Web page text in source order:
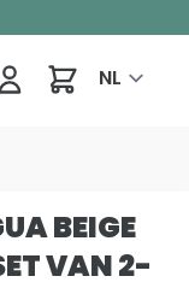
NL
BEIGE
VAN 2-